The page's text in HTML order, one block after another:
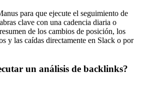
para que ejecute el seguimiento de
clave con una cadencia diaria o
de los cambios de posición, los
y las caídas directamente en Slack o por
un análisis de backlinks?